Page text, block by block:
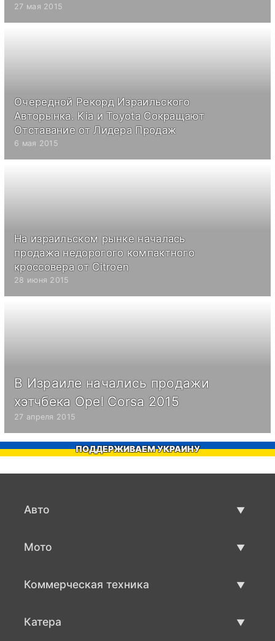
27 мая 2015
Очередной Рекорд Израильского
Авторынка. Kia и Toyota Сокращают
Отставание от Лидера Продаж
6 мая 2015
На израильском рынке началась
продажа недорогого компактного
кроссовера от Citroen
28 июня 2015
В Израиле начались продажи
хэтчбека Opel Corsa 2015
27 апреля 2015
ПОДДЕРЖИВАЕМ УКРАИНУ
Авто
Мото
Коммерческая техника
Катера